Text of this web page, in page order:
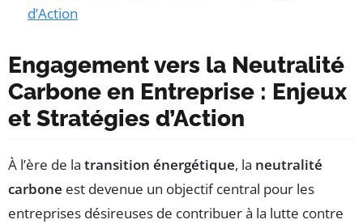
d’Action
Engagement vers la Neutralité
Carbone en Entreprise : Enjeux
et Stratégies d’Action
À l’ère de la transition énergétique, la neutralité
carbone est devenue un objectif central pour les
entreprises désireuses de contribuer à la lutte contre